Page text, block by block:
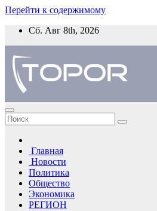
Перейти к содержимому
Сб. Авг 8th, 2026
Главная
Новости
Политика
Общество
Экономика
РЕГИОН